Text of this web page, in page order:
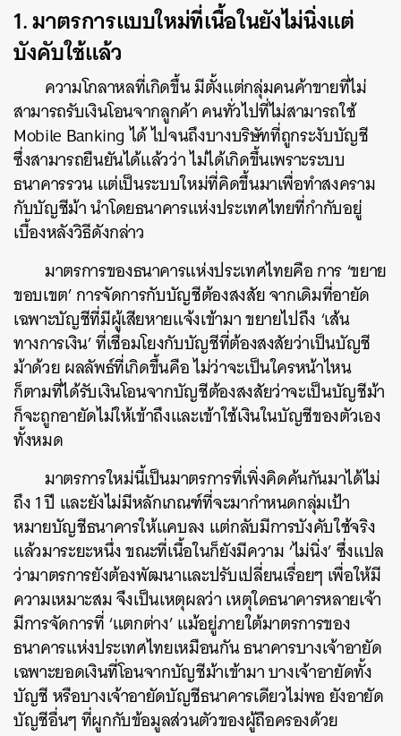
1. มาตรการแบบใหม่ที่เนื้อในยังไม่นิ่งแต่
บังคับใช้แล้ว
ความโกลาหลที่เกิดขึ้น มีตั้งแต่กลุ่มคนค้าขายที่ไม่
สามารถรับเงินโอนจากลูกค้า คนทั่วไปที่ไม่สามารถใช้
Mobile Banking ได้ ไปจนถึงบางบริษัทที่ถูกระงับบัญชี
ซึ่งสามารถยืนยันได้แล้วว่า ไม่ได้เกิดขึ้นเพราะระบบ
ธนาคารรวน แต่เป็นระบบใหม่ที่คิดขึ้นมาเพื่อทำสงคราม
กับบัญชีม้า นำโดยธนาคารแห่งประเทศไทยที่กำกับอยู่
เบื้องหลังวิธีดังกล่าว
มาตรการของธนาคารแห่งประเทศไทยคือ การ ‘ขยาย
ขอบเขต’ การจัดการกับบัญชีต้องสงสัย จากเดิมที่อายัด
เฉพาะบัญชีที่มีผู้เสียหายแจ้งเข้ามา ขยายไปถึง ‘เส้น
ทางการเงิน’ ที่เชื่อมโยงกับบัญชีที่ต้องสงสัยว่าเป็นบัญชี
ม้าด้วย ผลลัพธ์ที่เกิดขึ้นคือ ไม่ว่าจะเป็นใครหน้าไหน
ก็ตามที่ได้รับเงินโอนจากบัญชีต้องสงสัยว่าจะเป็นบัญชีม้า
ก็จะถูกอายัดไม่ให้เข้าถึงและเข้าใช้เงินในบัญชีของตัวเอง
ทั้งหมด
มาตรการใหม่นี้เป็นมาตรการที่เพิ่งคิดค้นกันมาได้ไม่
ถึง 1 ปี และยังไม่มีหลักเกณฑ์ที่จะมากำหนดกลุ่มเป้า
หมายบัญชีธนาคารให้แคบลง แต่กลับมีการบังคับใช้จริง
แล้วมาระยะหนึ่ง ขณะที่เนื้อในก็ยังมีความ ‘ไม่นิ่ง’ ซึ่งแปล
ว่ามาตรการยังต้องพัฒนาและปรับเปลี่ยนเรื่อยๆ เพื่อให้มี
ความเหมาะสม จึงเป็นเหตุผลว่า เหตุใดธนาคารหลายเจ้า
มีการจัดการที่ ‘แตกต่าง’ แม้อยู่ภายใต้มาตรการของ
ธนาคารแห่งประเทศไทยเหมือนกัน ธนาคารบางเจ้าอายัด
เฉพาะยอดเงินที่โอนจากบัญชีม้าเข้ามา บางเจ้าอายัดทั้ง
บัญชี หรือบางเจ้าอายัดบัญชีธนาคารเดียวไม่พอ ยังอายัด
บัญชีอื่นๆ ที่ผูกกับข้อมูลส่วนตัวของผู้ถือครองด้วย